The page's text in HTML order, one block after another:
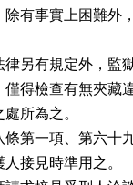
有事實上困難外
另有規定外，監
得檢查有無夾藏
所為之。
第一項、第六十
接見時準用之。